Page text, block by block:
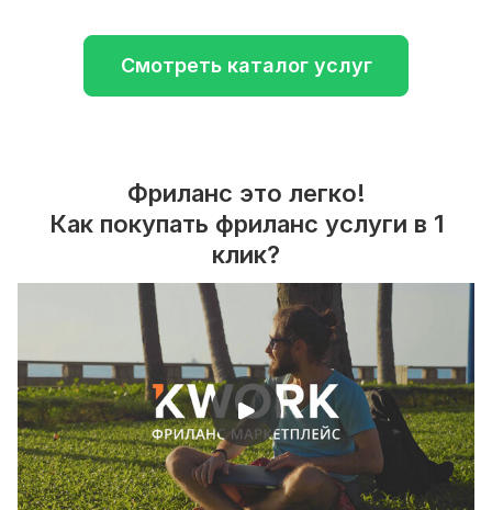
Смотреть каталог услуг
Фриланс это легко!
Как покупать фриланс услуги в 1
клик?